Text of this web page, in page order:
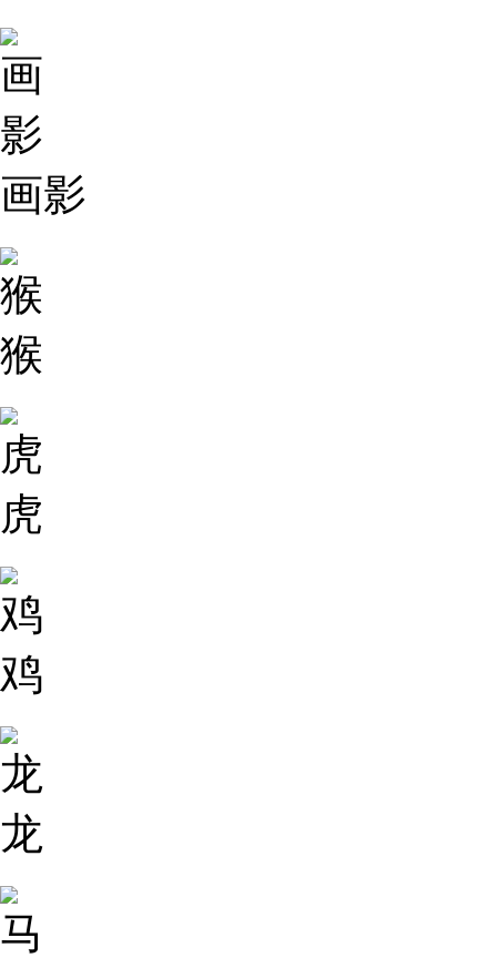
画影
猴
虎
鸡
龙